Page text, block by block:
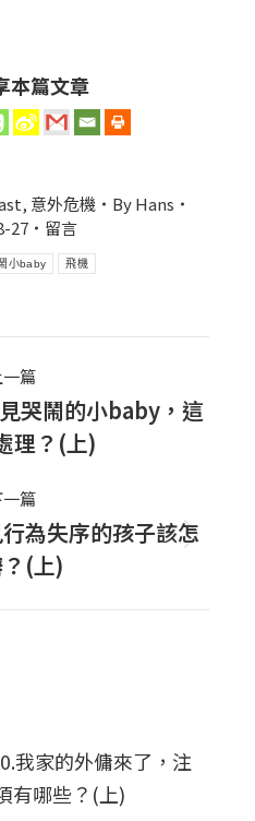
本篇文章
, 意外危機 ByHans
27
留言
小baby 飛機
一篇
上
一
篇
文
章：
哭鬧的小baby，這
理？(上)
篇
下
一
篇
為失序的孩子該怎
(上)
我家的外傭來了，注
有哪些？(上)